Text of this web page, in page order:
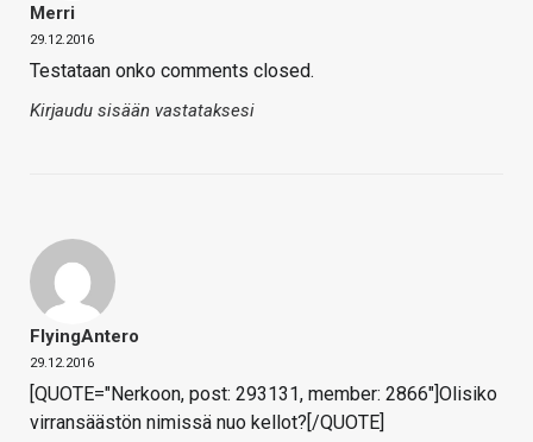
Merri
29.12.2016
Testataan onko comments closed.
Kirjaudu sisään vastataksesi
FlyingAntero
29.12.2016
[QUOTE="Nerkoon, post: 293131, member: 2866"]Olisiko
virransäästön nimissä nuo kellot?[/QUOTE]